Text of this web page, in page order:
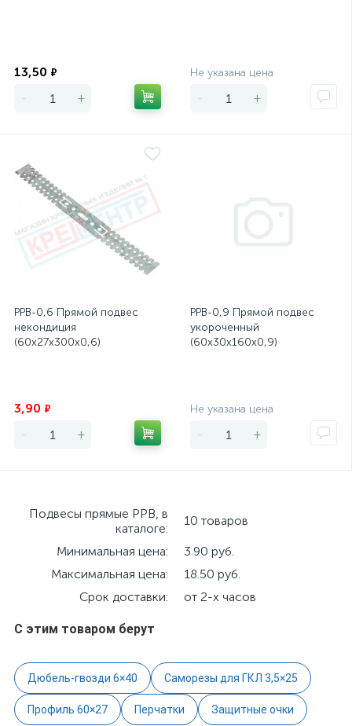
13,50 ₽
- +
Не указана цена
- +
PPB-0,6 Прямой подвес
некондиция
(60х27х300х0,6)
3,90 ₽
- +
PPB-0,9 Прямой подвес
укороченный
(60х30х160х0,9)
Не указана цена
- +
Подвесы прямые PPB, в
каталоге:
10 товаров
Минимальная цена:
3.90 руб.
Максимальная цена:
18.50 руб.
Срок доставки:
от 2-х часов
С этим товаром берут
Дюбель-гвозди 6×40 Саморезы для ГКЛ 3,5×25
Профиль 60×27 Перчатки Защитные очки